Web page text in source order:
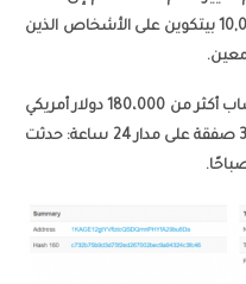
Musk” قبل أن يزعم الحساب أنه يوزع 10,000 بيتكوين على الأشخاص الذين
في وقت كتابة هذا التقرير، جمع هذا الحساب أكثر من 180،000 دولار أمريكي
(أكثر من 28 بيتكوين) في ما مجموعه 399 صفقة على مدار 24 ساعة: حدثت